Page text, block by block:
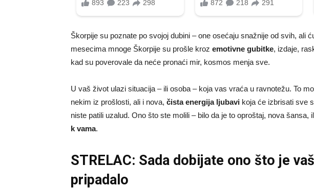
Škorpije su poznate po svojoj dubini – one osećaju snažnije od svih, ali
mesecima mnoge Škorpije su prošle kroz emotivne gubitke, izdaje,
kad su poverovale da neće pronaći mir, kosmos menja sve.
U vaš život ulazi situacija – ili osoba – koja vas vraća u ravnotežu. To
nekim iz prošlosti, ali i nova, čista energija ljubavi koja će izbrisati sve
niste patili uzalud. Ono što ste molili – bilo da je to oproštaj, nova šansa,
k vama.
STRELAC: Sada dobijate ono što je
pripadalo